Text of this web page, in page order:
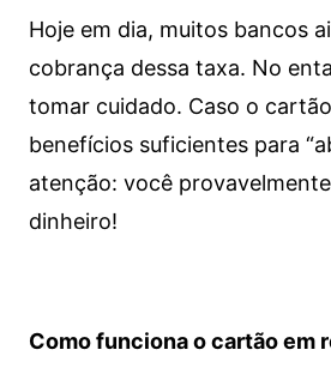
Hoje em dia, muitos bancos
cobrança dessa taxa. No
tomar cuidado. Caso o
benefícios suficientes para
atenção: você
dinheiro!
Como funciona o cartão em